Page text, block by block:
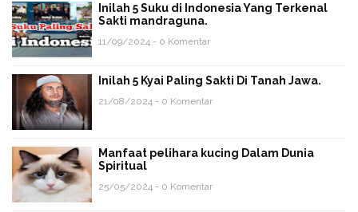
Inilah 5 Suku di Indonesia Yang Terkenal
Sakti mandraguna.
11/09/2024 - 0 Komentar
Inilah 5 Kyai Paling Sakti Di Tanah Jawa.
21/08/2024 - 0 Komentar
Manfaat pelihara kucing Dalam Dunia
Spiritual
25/05/2024 - 0 Komentar